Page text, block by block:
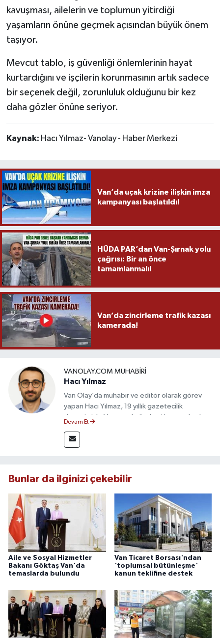
kavuşması, ailelerin ve toplumun yitirdiği
yaşamların önüne geçmek açısından büyük önem
taşıyor.
Mevcut tablo, iş güvenliği önlemlerinin hayat
kurtardığını ve işçilerin korunmasının artık sadece
bir seçenek değil, zorunluluk olduğunu bir kez
daha gözler önüne seriyor.
Kaynak: Hacı Yılmaz- Vanolay - Haber Merkezi
Van’da uçak krizine ilişkin imza
kampanyası başlatıldı!
HÜDA PAR’dan Van-Şırnak yolu
çağrısı: Bir an önce
tamamlanmalı!
Van’da zincirleme trafik kazası
kamerada!
VANOLAY.COM MUHABIRI
Hacı Yılmaz
Van Olay’da muhabir ve editör olarak görev
yapan Hacı Yılmaz, 19 yıllık gazetecilik
deneyimiyle Van yerel gündemi başta olmak
takip etmektedir. Editoryal sürece katkı sunan
Yılmaz, tarafsızlık, doğruluk ve etik ilkeler
bilgilendirmektedir.
Devam Et
Bunlar da ilginizi çekebilir
Aile ve Sosyal Hizmetler
Bakanı Göktaş Van'da
temaslarda bulundu
Van Ticaret Borsası'ndan
'toplumsal bütünleşme'
kanun teklifine destek